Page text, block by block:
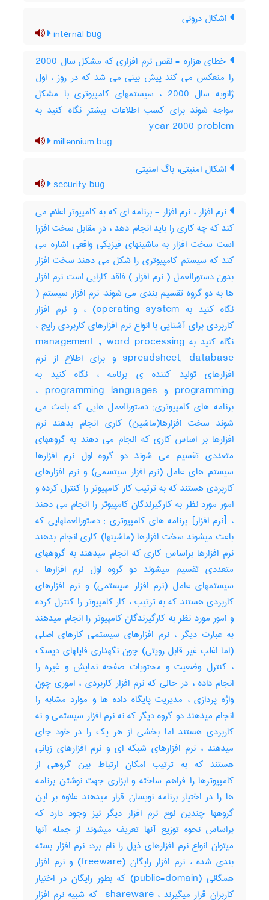
اشکال درونی
internal bug
خطای هزاره - نقص نرم افزاری که مشکل سال 2000
را منعکس می کند پیش بینی می شد که در روز ، اول
ژانویه سال 2000 ، سیستمهای کامپیوتری با مشکل
مواجه شوند برای کسب اطلاعات بیشتر نگاه کنید به
year 2000 problem
millennium bug
اشکال امنیتی، باگ امنیتی
security bug
نرم افزار ، نرم افزار - برنامه ای که به کامپیوتر اعلام می
کند که چه کاری را باید انجام دهد ، در مقابل سخت افزرا
است سخت افزار به ماشینهای فیزیکی واقعی اشاره می
کند که سیستم کامپیوتری را شکل می دهند سخت افزار
بدون دستورالعمل ( نرم افزار ) فاقد کارایی است نرم افزار
ها به دو گروه تقسیم بندی می شوند: نرم افزار سیستم (
نگاه کنید به operating system) ، و نرم افزار
کاربردی برای آشنایی با انواع نرم افزارهای کاربردی رایج ،
نگاه کنید به management , word processing
spreadsheet; database و برای اطلاع از نرم
افزارهای تولید کننده ی برنامه ، نگاه کنید به
programming و programming languages ،
برنامه های کامپیوتری; دستورالعمل هایی که باعث می
شوند سخت افزارها(ماشین) کاری انجام بدهند نرم
افزارها بر اساس کاری که انجام می دهند به گروههای
متعددی تقسیم می شوند دو گروه اول نرم افزارها
سیستم های عامل (نرم افزار سیتسمی) و نرم افزارهای
کاربردی هستند که به ترتیب کار کامپیوتر را کنترل کرده و
امور مورد نظر به کارگیرندگان کامپیوتر را انجام می دهند
، [نرم افزار] برنامه های کامپیوتری‎ ; دستورالعملهایی که
باعث میشوند سخت افزارها (ماشینها) کاری انجام بدهند
نرم افزارها براساس کاری که انجام میدهند به گروههای
متعددی تقسیم میشوند دو گروه اول نرم افزارها ،
سیستمهای عامل (نرم افزار سیستمی) و نرم افزارهای
کاربردی هستند که به ترتیب ، کار کامپیوتر را کنترل کرده
و امور مورد نظر به کارگیرندگان کامپیوتر را انجام میدهند
به عبارت دیگر ، نرم افزارهای سیستمی کارهای اصلی
(اما اغلب غیر قابل رویتی) چون نگهداری فایلهای دیسک
، کنترل وضعیت و محتویات صفحه نمایش و غیره را
انجام داده ، در حالی که نرم افزار کاربردی ، اموری چون
واژه پردازی ، مدیریت پایگاه داده ها و موارد مشابه را
انجام میدهند دو گروه دیگر که نه نرم افزار سیستمی و نه
کاربردی هستند اما بخشی از هر یک را در خود جای
میدهند ، نرم افزارهای شبکه ای و نرم افزارهای زبانی
هستند که به ترتیب امکان ارتباط بین گروهی از
کامپیوترها را فراهم ساخته و ابزاری جهت نوشتن برنامه
ها را در اختیار برنامه نویسان قرار میدهند علاوه بر این
گروهها چندین نوع نرم افزار دیگر نیز وجود دارد که
براساس نحوه توزیع آنها تعریف میشوند از جمله آنها
میتوان انواع نرم افزارهای ذیل را نام برد: نرم افزار بسته
بندی شده ، نرم افزار رایگان (‎freeware) و نرم افزار
همگانی (‎public-domain) که بطور رایگان در اختیار
کاربران قرار میگیرند ، ‎ shareware که شبیه نرم افزار